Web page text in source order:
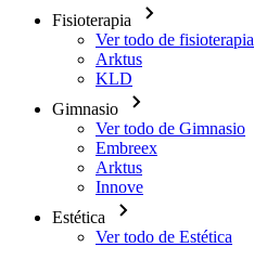
Fisioterapia
Ver todo de fisioterapia
Arktus
KLD
Gimnasio
Ver todo de Gimnasio
Embreex
Arktus
Innove
Estética
Ver todo de Estética